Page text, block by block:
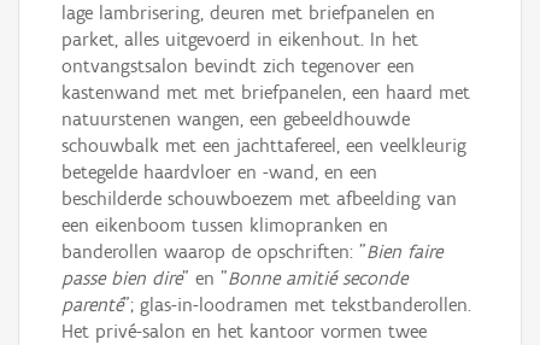
lage lambrisering, deuren met briefpanelen en
parket, alles uitgevoerd in eikenhout. In het
ontvangstsalon bevindt zich tegenover een
kastenwand met met briefpanelen, een haard met
natuurstenen wangen, een gebeeldhouwde
schouwbalk met een jachttafereel, een veelkleurig
betegelde haardvloer en -wand, en een
beschilderde schouwboezem met afbeelding van
een eikenboom tussen klimopranken en
banderollen waarop de opschriften: "Bien faire
passe bien dire" en "Bonne amitié seconde
parenté"; glas-in-loodramen met tekstbanderollen.
Het privé-salon en het kantoor vormen twee